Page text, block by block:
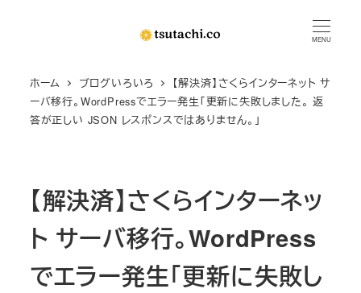
MENU
ホーム ブログいろいろ
【解決済】さくらインターネット サ
ーバ移行。WordPressでエラー発生「更新に失敗しました。 返
答が正しい JSON レスポンスではありません。」
【解決済】さくらインターネッ
ト サーバ移行。WordPress
でエラー発生「更新に失敗し